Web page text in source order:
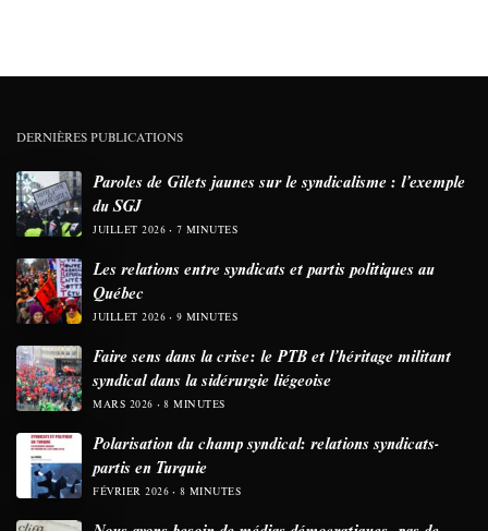
DERNIÈRES PUBLICATIONS
Paroles de Gilets jaunes sur le syndicalisme : l’exemple
du SGJ
JUILLET 2026 7 MINUTES
Les relations entre syndicats et partis politiques au
Québec
JUILLET 2026 9 MINUTES
Faire sens dans la crise: le PTB et l’héritage militant
syndical dans la sidérurgie liégeoise
MARS 2026 8 MINUTES
Polarisation du champ syndical: relations syndicats-
partis en Turquie
FÉVRIER 2026 8 MINUTES